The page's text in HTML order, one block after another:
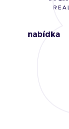
nabídka